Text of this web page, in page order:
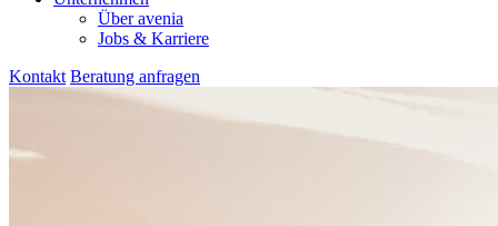
Über avenia
Jobs & Karriere
Kontakt Beratung anfragen